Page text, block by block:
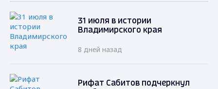
31 июля в истории
Владимирского края
8 дней назад
Рифат Сабитов подчеркнул